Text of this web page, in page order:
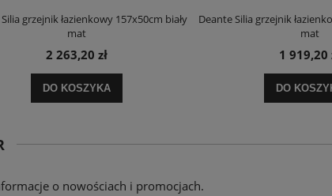
grzejnik łazienkowy 157x50cm biały
mat
2 263,20 zł
DO KOSZYKA
Deante Silia grzejnik
mat
1 919,20
DO
o nowościach i promocjach.